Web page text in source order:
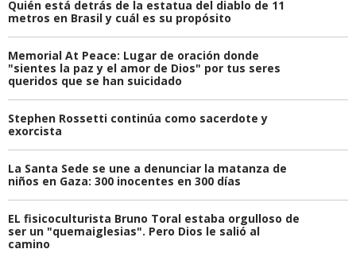
Quién está detrás de la estatua del diablo de 11
metros en Brasil y cuál es su propósito
Memorial At Peace: Lugar de oración donde
"sientes la paz y el amor de Dios" por tus seres
queridos que se han suicidado
Stephen Rossetti continúa como sacerdote y
exorcista
La Santa Sede se une a denunciar la matanza de
niños en Gaza: 300 inocentes en 300 días
EL fisicoculturista Bruno Toral estaba orgulloso de
ser un "quemaiglesias". Pero Dios le salió al
camino